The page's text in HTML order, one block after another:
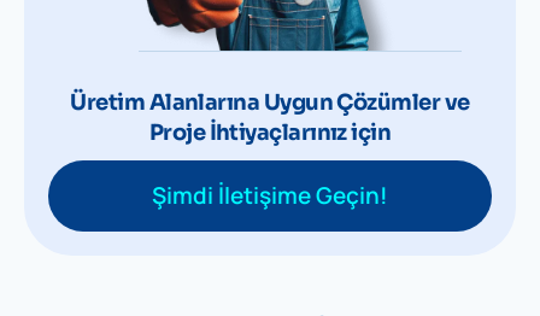
Üretim Alanlarına Uygun Çözümler ve
Proje İhtiyaçlarınız için
Şimdi İletişime Geçin!